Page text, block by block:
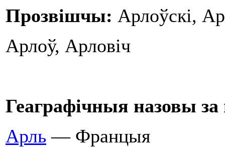
Прозвішчы: Арлоўскі,
Арлоў, Арловіч
Геаграфічныя назовы
Арль — Францыя